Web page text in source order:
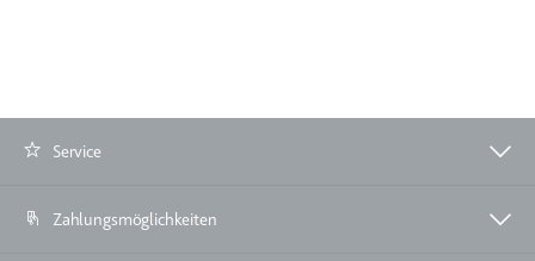
Zweck:
Videoinhalten auf der Website.
Service
Zahlungsmöglichkeiten